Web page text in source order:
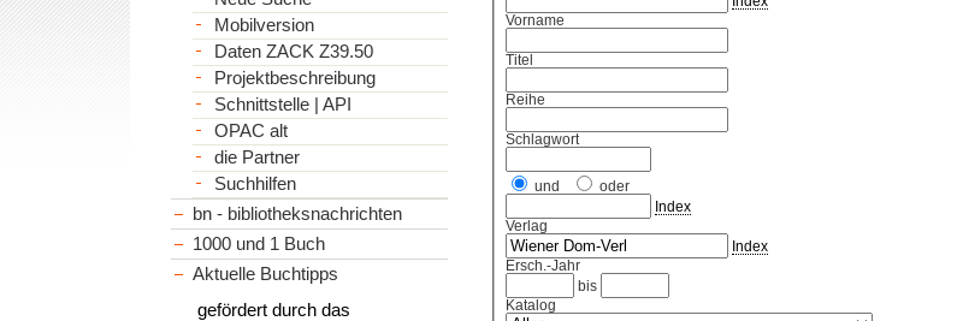
Vorname
Titel
Reihe
Schlagwort
und
oder
Index
Verlag
Index
Ersch.-Jahr
bis
Katalog
Mobilversion
Daten ZACK Z39.50
Projektbeschreibung
Schnittstelle | API
OPAC alt
die Partner
Suchhilfen
bn - bibliotheksnachrichten
1000 und 1 Buch
Aktuelle Buchtipps
gefördert durch das